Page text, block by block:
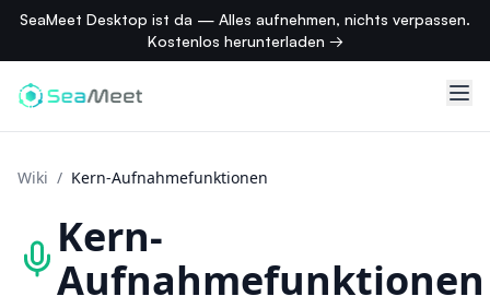
SeaMeet Desktop ist da — Alles aufnehmen, nichts verpassen.
Kostenlos herunterladen →
Wiki / Kern-Aufnahmefunktionen
Kern-
Aufnahmefunktionen